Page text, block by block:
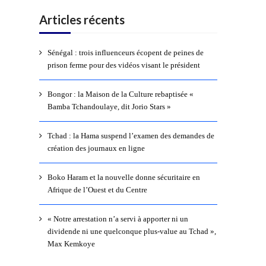
Articles récents
Sénégal : trois influenceurs écopent de peines de
prison ferme pour des vidéos visant le président
Bongor : la Maison de la Culture rebaptisée «
Bamba Tchandoulaye, dit Jorio Stars »
Tchad : la Hama suspend l’examen des demandes de
création des journaux en ligne
Boko Haram et la nouvelle donne sécuritaire en
Afrique de l’Ouest et du Centre
« Notre arrestation n’a servi à apporter ni un
dividende ni une quelconque plus-value au Tchad »,
Max Kemkoye